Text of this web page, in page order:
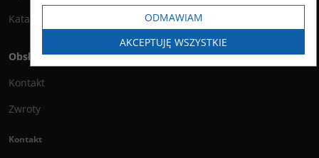
Katalog
Obsługa klienta
Kontakt
Zwroty
Kontakt
ODMAWIAM
AKCEPTUJĘ WSZYSTKIE